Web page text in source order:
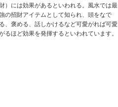
）には効果があるといわれる。風水では最
の招財アイテムとして知られ、頭をなで
、褒める、話しかけるなど可愛がれば可愛
るほど効果を発揮するといわれています。